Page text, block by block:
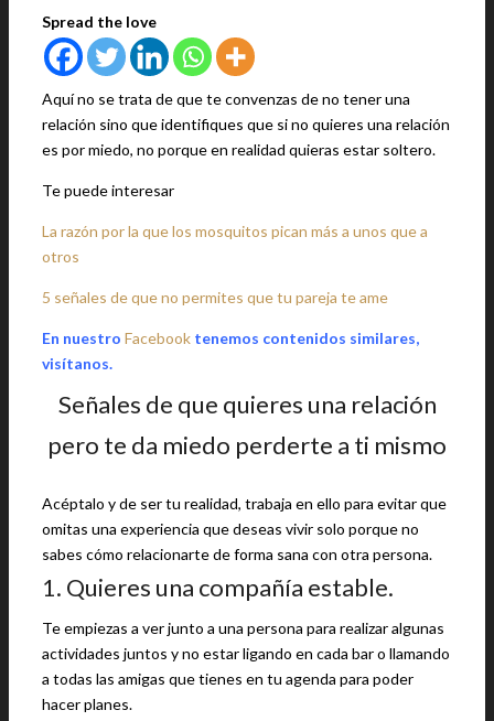
Spread the love
Aquí no se trata de que te convenzas de no tener una
relación sino que identifiques que si no quieres una relación
es por miedo, no porque en realidad quieras estar soltero.
Te puede interesar
La razón por la que los mosquitos pican más a unos que a
otros
5 señales de que no permites que tu pareja te ame
En nuestro Facebook tenemos contenidos similares,
visítanos.
Señales de que quieres una relación
pero te da miedo perderte a ti mismo
Acéptalo y de ser tu realidad, trabaja en ello para evitar que
omitas una experiencia que deseas vivir solo porque no
sabes cómo relacionarte de forma sana con otra persona.
1. Quieres una compañía estable.
Te empiezas a ver junto a una persona para realizar algunas
actividades juntos y no estar ligando en cada bar o llamando
a todas las amigas que tienes en tu agenda para poder
hacer planes.